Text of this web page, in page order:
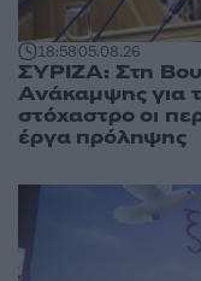
18:5805.08.26
ΣΥΡΙΖΑ: Στη
Ανάκαμψης για
στόχαστρο οι
έργα πρόληψης